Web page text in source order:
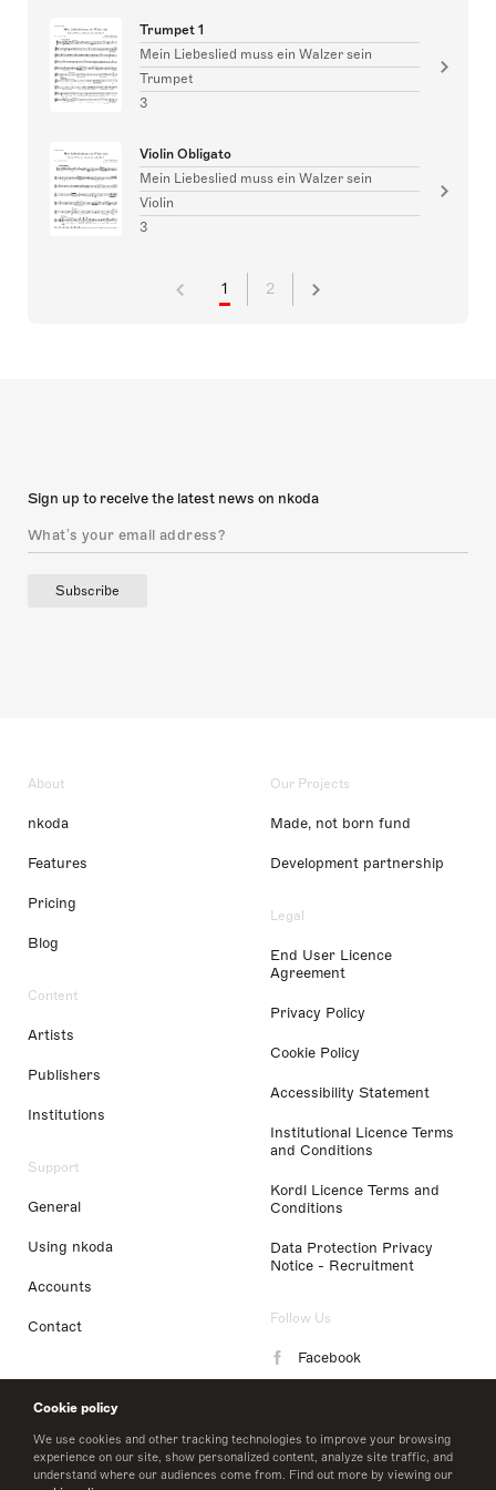
Cookie policy
We use cookies and other tracking technologies to improve your browsing
experience on our site, show personalized content, analyze site traffic, and
understand where our audiences come from. Find out more by viewing our
Trumpet 1
Mein Liebeslied muss ein Walzer sein
Trumpet
3
Violin Obligato
Mein Liebeslied muss ein Walzer sein
Violin
3
1 2
Sign up to receive the latest news on nkoda
Subscribe
About
nkoda
Features
Pricing
Blog
Content
Artists
Publishers
Institutions
Support
General
Using nkoda
Accounts
Contact
Our Projects
Made, not born fund
Development partnership
Legal
End User Licence
Agreement
Privacy Policy
Cookie Policy
Accessibility Statement
Institutional Licence Terms
and Conditions
Kordl Licence Terms and
Conditions
Data Protection Privacy
Notice - Recruitment
Follow Us
Facebook
LinkedIn
Twitter